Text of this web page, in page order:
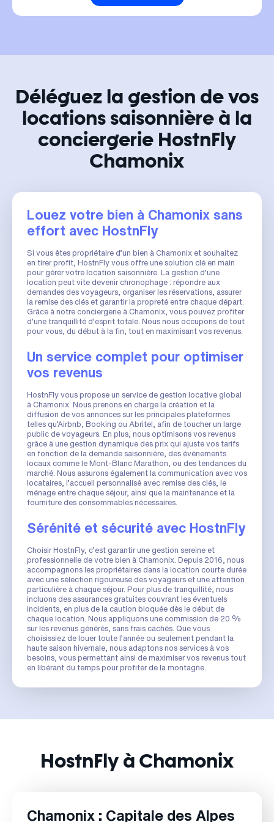
Déléguez la gestion de vos
locations saisonnière à la
conciergerie HostnFly
Chamonix
Louez votre bien à Chamonix sans
effort avec HostnFly
Si vous êtes propriétaire d’un bien à Chamonix et souhaitez
en tirer profit, HostnFly vous offre une solution clé en main
pour gérer votre location saisonnière. La gestion d’une
location peut vite devenir chronophage : répondre aux
demandes des voyageurs, organiser les réservations, assurer
la remise des clés et garantir la propreté entre chaque départ.
Grâce à notre conciergerie à Chamonix, vous pouvez profiter
d’une tranquillité d’esprit totale. Nous nous occupons de tout
pour vous, du début à la fin, tout en maximisant vos revenus.
Un service complet pour optimiser
vos revenus
HostnFly vous propose un service de gestion locative global
à Chamonix. Nous prenons en charge la création et la
diffusion de vos annonces sur les principales plateformes
telles qu’Airbnb, Booking ou Abritel, afin de toucher un large
public de voyageurs. En plus, nous optimisons vos revenus
grâce à une gestion dynamique des prix qui ajuste vos tarifs
en fonction de la demande saisonnière, des événements
locaux comme le Mont-Blanc Marathon, ou des tendances du
marché. Nous assurons également la communication avec vos
locataires, l’accueil personnalisé avec remise des clés, le
ménage entre chaque séjour, ainsi que la maintenance et la
fourniture des consommables nécessaires.
Sérénité et sécurité avec HostnFly
Choisir HostnFly, c’est garantir une gestion sereine et
professionnelle de votre bien à Chamonix. Depuis 2016, nous
accompagnons les propriétaires dans la location courte durée
avec une sélection rigoureuse des voyageurs et une attention
particulière à chaque séjour. Pour plus de tranquillité, nous
incluons des assurances gratuites couvrant les éventuels
incidents, en plus de la caution bloquée dès le début de
chaque location. Nous appliquons une commission de 20 %
sur les revenus générés, sans frais cachés. Que vous
choisissiez de louer toute l’année ou seulement pendant la
haute saison hivernale, nous adaptons nos services à vos
besoins, vous permettant ainsi de maximiser vos revenus tout
en libérant du temps pour profiter de la montagne.
HostnFly à Chamonix
Chamonix : Capitale des Alpes